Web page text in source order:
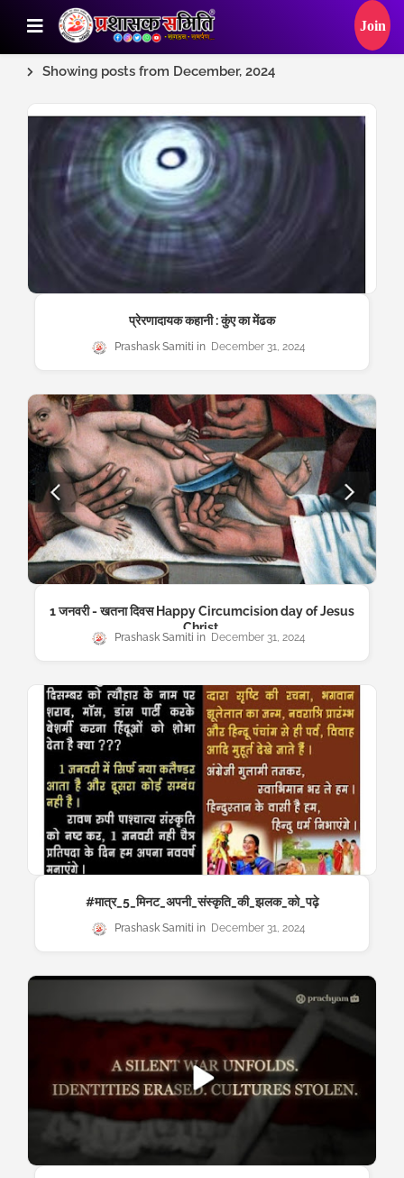
Showing posts from December, 2024
प्रेरणादायक कहानी : कुंए का मेंढक
Prashask Samiti December 31, 2024
1 जनवरी - खतना दिवस Happy Circumcision day of Jesus
Christ.
Prashask Samiti December 31, 2024
#मात्र_5_मिनट_अपनी_संस्कृति_की_झलक_को_पढ़े
Prashask Samiti December 31, 2024